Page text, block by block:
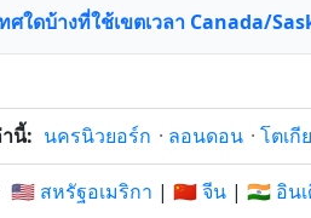
ศใดบ้างที่ใช้เขตเวลา Canada/
นี้: นครนิวยอร์ก · ลอนดอน · โตเกี
🇺🇸 สหรัฐอเมริกา | 🇨🇳 จีน | 🇮🇳 อิน